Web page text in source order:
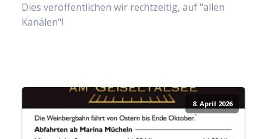
Dies veröffentlichen wir rechtzeitig, auf "allen
Kanälen"!
8. April 2026